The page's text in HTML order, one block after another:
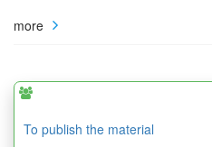
more
To publish the material